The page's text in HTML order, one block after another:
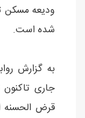
ودیعه مسکن
شده است.
به گزارش